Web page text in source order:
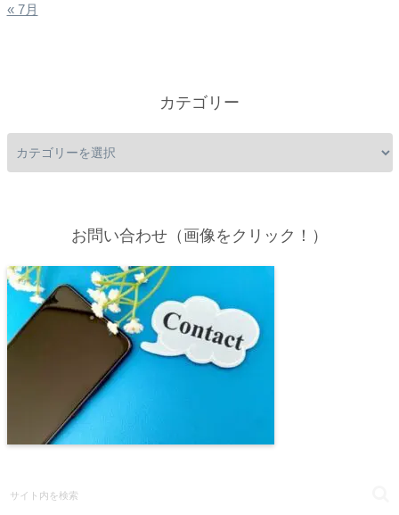
« 7月
カテゴリー
お問い合わせ（画像をクリック！）